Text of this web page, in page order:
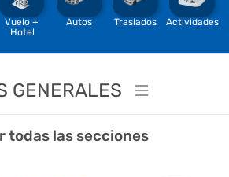
Vuelo +
Hotel
Autos Traslados Actividades
GENERALES
todas las secciones